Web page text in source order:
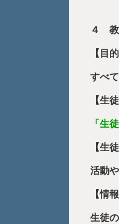
４ 教
【目
すべ
【生
「生
【生
活動
【情
生徒